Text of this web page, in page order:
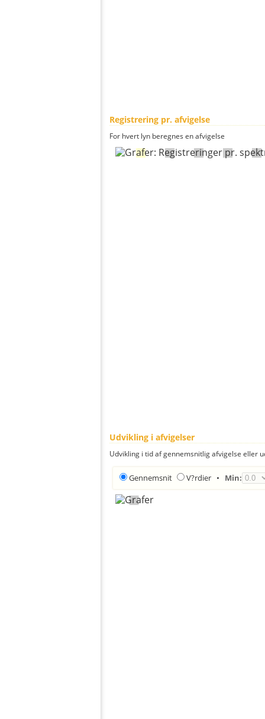
Registrering pr. afvigelse
For hvert lyn beregnes en afvigelse
Udvikling i afvigelser
Udvikling i tid af gennemsnitlig afvigelse eller
Gennemsnit V?rdier • Min: